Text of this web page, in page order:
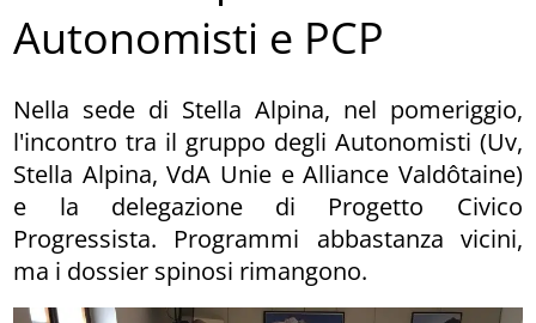
Autonomisti e PCP
Nella sede di Stella Alpina, nel pomeriggio,
l'incontro tra il gruppo degli Autonomisti (Uv,
Stella Alpina, VdA Unie e Alliance Valdôtaine)
e la delegazione di Progetto Civico
Progressista. Programmi abbastanza vicini,
ma i dossier spinosi rimangono.